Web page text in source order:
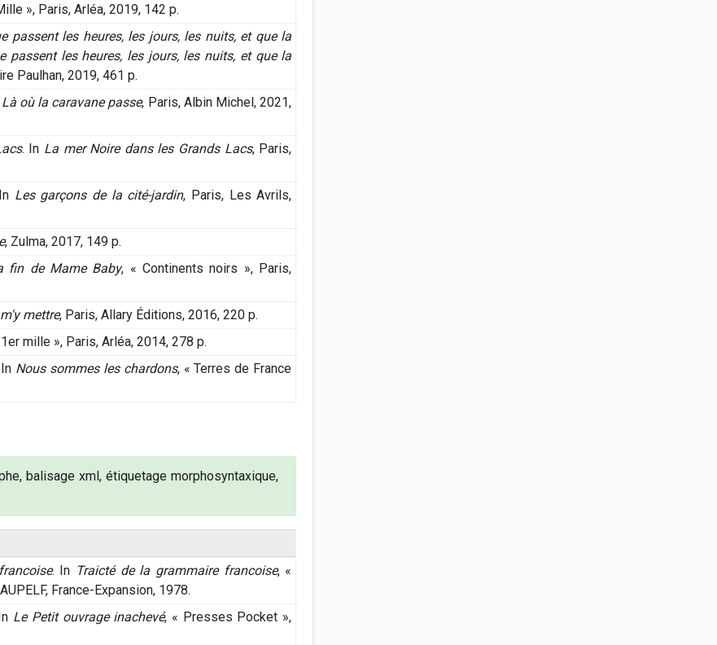
», Paris, Arléa, 2019, 142 p.
passent les heures, les jours, les nuits, et que la
passent les heures, les jours, les nuits, et que la
Paulhan, 2019, 461 p.
Là où la caravane passe, Paris, Albin Michel, 2021,
. In La mer Noire dans les Grands Lacs, Paris,
Les garçons de la cité-jardin, Paris, Les Avrils,
, Zulma, 2017, 149 p.
fin de Mame Baby, « Continents noirs », Paris,
mettre, Paris, Allary Éditions, 2016, 220 p.
mille », Paris, Arléa, 2014, 278 p.
Nous sommes les chardons, « Terres de France
balisage xml, étiquetage morphosyntaxique,
. In Traicté de la grammaire francoise, «
France-Expansion, 1978.
Le Petit ouvrage inachevé, « Presses Pocket »,